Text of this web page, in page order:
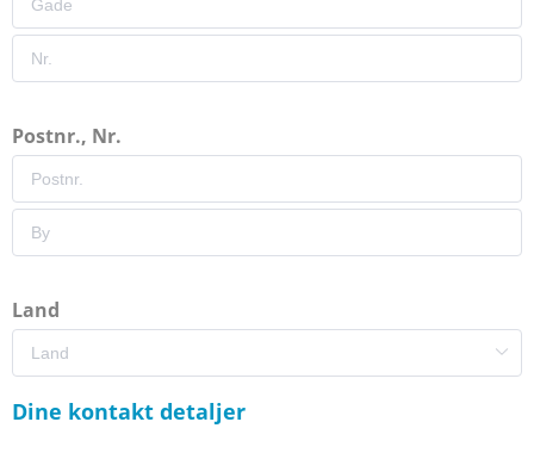
Postnr., Nr.
Land
Dine kontakt detaljer